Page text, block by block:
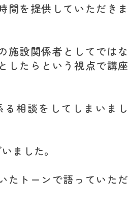
間を提供していただきま
施設関係者としてではな
したらという視点で講座
相談をしてしまいまし
ました。
たトーンで語っていただ